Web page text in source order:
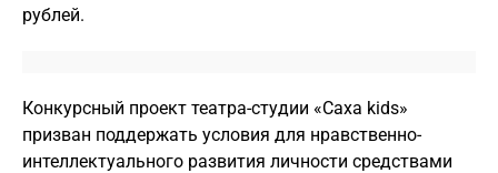
рублей.
Конкурсный проект театра-студии «Саха kids»
призван поддержать условия для нравственно-
интеллектуального развития личности средствами